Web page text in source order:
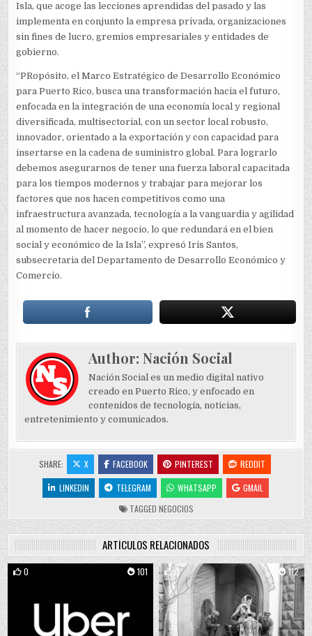
Isla, que acoge las lecciones aprendidas del pasado y las
implementa en conjunto la empresa privada, organizaciones
sin fines de lucro, gremios empresariales y entidades de
gobierno.
“PRopósito, el Marco Estratégico de Desarrollo Económico
para Puerto Rico, busca una transformación hacia el futuro,
enfocada en la integración de una economía local y regional
diversificada, multisectorial, con un sector local robusto,
innovador, orientado a la exportación y con capacidad para
insertarse en la cadena de suministro global. Para lograrlo
debemos asegurarnos de tener una fuerza laboral capacitada
para los tiempos modernos y trabajar para mejorar los
factores que nos hacen competitivos como una
infraestructura avanzada, tecnología a la vanguardia y agilidad
al momento de hacer negocio, lo que redundará en el bien
social y económico de la Isla”, expresó Iris Santos,
subsecretaria del Departamento de Desarrollo Económico y
Comercio.
Author:Nación Social
Nación Social es un medio digital nativo
creado en Puerto Rico, y enfocado en
contenidos de tecnología, noticias,
entretenimiento y comunicados.
SHARE: X FACEBOOK PINTEREST
REDDIT
LINKEDIN
TELEGRAM WHATSAPP
GMAIL
TAGGED NEGOCIOS
ARTÍCULOS RELACIONADOS
0 101 0 112